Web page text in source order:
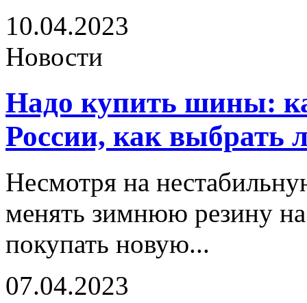
10.04.2023
Новости
Надо купить шины:
России, как выбрать
Несмотря на
менять зимнюю резину
покупать новую...
07.04.2023